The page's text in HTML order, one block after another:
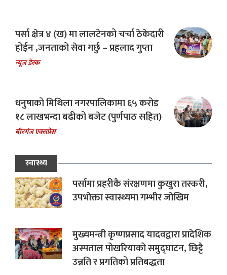
पर्सा क्षेत्र ४ (ख) मा लालटेनको चर्चा ठेकेदारी
होईन ,जनताको सेवा गर्छु – प्रहलाद गुप्ता
न्यूज डेस्क
धनुषाको मिथिला नगरपालिकामा ६५ करोड
१८ लाखभन्दा बढीको बजेट (पुर्णपाठ सहित)
बीरगंज एक्सप्रेस
स्वास्थ्य
पर्सामा प्रहरीकै संरक्षणमा कुखुरा तस्करी,
उपभोक्ता स्वास्थ्यमा गम्भीर जोखिम
मुख्यमन्त्री कृष्णप्रसाद यादवद्वारा प्रादेशिक
अस्पताल पोखरियाको समुद्घाटन, छिट्टै
उन्नति र प्रगतिको प्रतिबद्धता